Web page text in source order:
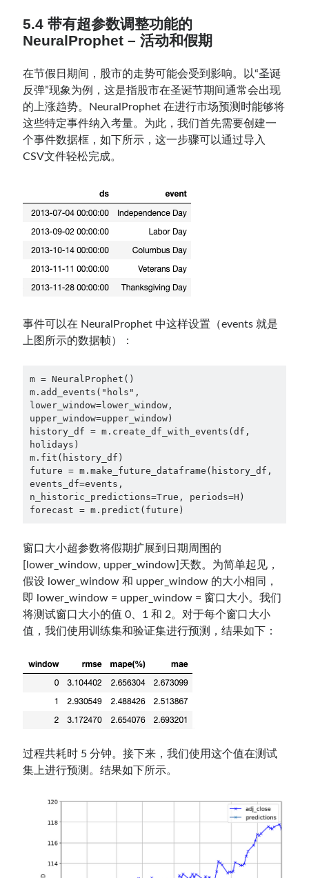
5.4 带有超参数调整功能的
NeuralProphet – 活动和假期
在节假日期间，股市的走势可能会受到影响。以“圣诞
反弹”现象为例，这是指股市在圣诞节期间通常会出现
的上涨趋势。NeuralProphet 在进行市场预测时能够将
这些特定事件纳入考量。为此，我们首先需要创建一
个事件数据框，如下所示，这一步骤可以通过导入
CSV文件轻松完成。
事件可以在 NeuralProphet 中这样设置（events 就是
上图所示的数据帧）：
m = NeuralProphet()
m.add_events("hols",
lower_window=lower_window,
upper_window=upper_window)
history_df = m.create_df_with_events(df,
holidays)
m.fit(history_df)
future = m.make_future_dataframe(history_df,
events_df=events,
n_historic_predictions=True, periods=H)
forecast = m.predict(future)
窗口大小超参数将假期扩展到日期周围的
[lower_window, upper_window]天数。为简单起见，
假设 lower_window 和 upper_window 的大小相同，
即 lower_window = upper_window = 窗口大小。我们
将测试窗口大小的值 0、1 和 2。对于每个窗口大小
值，我们使用训练集和验证集进行预测，结果如下：
过程共耗时 5 分钟。接下来，我们使用这个值在测试
集上进行预测。结果如下所示。